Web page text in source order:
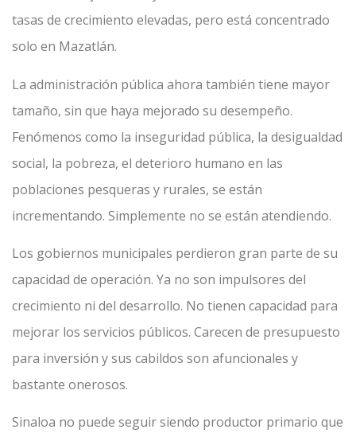
tasas de crecimiento elevadas, pero está concentrado
solo en Mazatlán.
La administración pública ahora también tiene mayor
tamaño, sin que haya mejorado su desempeño.
Fenómenos como la inseguridad pública, la desigualdad
social, la pobreza, el deterioro humano en las
poblaciones pesqueras y rurales, se están
incrementando. Simplemente no se están atendiendo.
Los gobiernos municipales perdieron gran parte de su
capacidad de operación. Ya no son impulsores del
crecimiento ni del desarrollo. No tienen capacidad para
mejorar los servicios públicos. Carecen de presupuesto
para inversión y sus cabildos son afuncionales y
bastante onerosos.
Sinaloa no puede seguir siendo productor primario que